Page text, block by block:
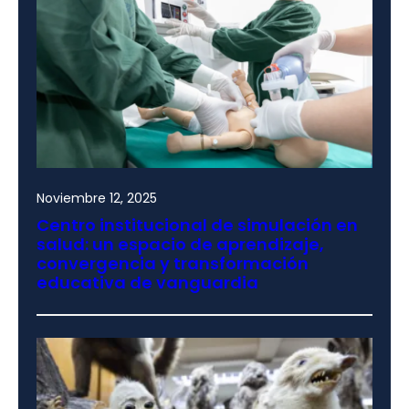
Noviembre 12, 2025
Centro institucional de simulación en
salud: un espacio de aprendizaje,
convergencia y transformación
educativa de vanguardia